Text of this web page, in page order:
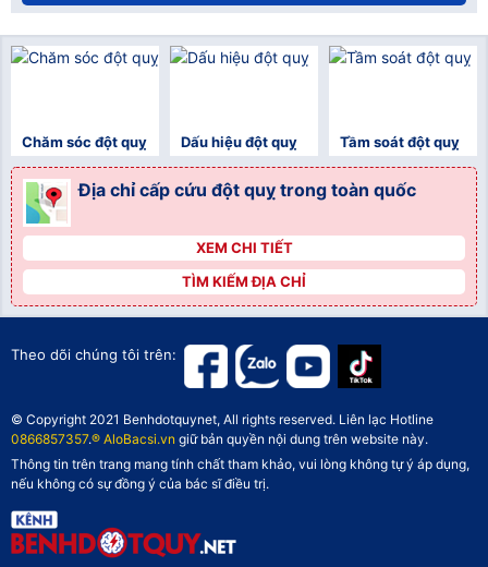
">
Chăm sóc đột quỵ
">
Dấu hiệu đột quỵ
">
Tầm soát đột quỵ
Địa chỉ cấp cứu đột quỵ trong toàn quốc
XEM CHI TIẾT
TÌM KIẾM ĐỊA CHỈ
Theo dõi chúng tôi trên:
© Copyright 2021 Benhdotquynet, All rights reserved. Liên lạc Hotline
0866857357.® AloBacsi.vn giữ bản quyền nội dung trên website này.
Thông tin trên trang mang tính chất tham khảo, vui lòng không tự ý áp dụng,
nếu không có sự đồng ý của bác sĩ điều trị.